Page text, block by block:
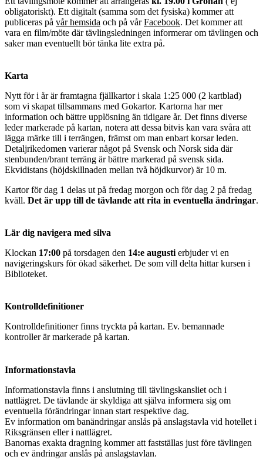
obligatoriskt). Ett digitalt (samma som det fysiska) kommer att
publiceras på vår hemsida och på vårFacebook. Det kommer att
vara en film/möte där tävlingsledningen informerar om tävlingen och
saker man eventuellt bör tänka lite extra på.
Karta
Nytt för i år är framtagna fjällkartor i skala 1:25 000 (2 kartblad)
som vi skapat tillsammans med Gokartor. Kartorna har mer
information och bättre upplösning än tidigare år. Det finns diverse
leder markerade på kartan, notera att dessa bitvis kan vara svåra att
lägga märke till i terrängen, främst om man enbart korsar leden.
Detaljrikedomen varierar något på Svensk och Norsk sida där
stenbunden/brant terräng är bättre markerad på svensk sida.
Ekvidistans (höjdskillnaden mellan två höjdkurvor) är 10 m.
Kartor för dag 1 delas ut på fredag morgon och för dag 2 på fredag
kväll. Det är upp till de tävlande att rita in eventuella ändringar.
Lär dig navigera med silva
Klockan 17:00 på torsdagen den 14:e augusti erbjuder vi en
navigeringskurs för ökad säkerhet. De som vill delta hittar kursen i
Biblioteket.
Kontrolldefinitioner
Kontrolldefinitioner finns tryckta på kartan. Ev. bemannade
kontroller är markerade på kartan.
Informationstavla
Informationstavla finns i anslutning till tävlingskansliet och i
nattlägret. De tävlande är skyldiga att själva informera sig om
eventuella förändringar innan start respektive dag.
Ev information om banändringar anslås på anslagstavla vid hotellet i
Riksgränsen eller i nattlägret.
Banornas exakta dragning kommer att fastställas just före tävlingen
och ev ändringar anslås på anslagstavlan.